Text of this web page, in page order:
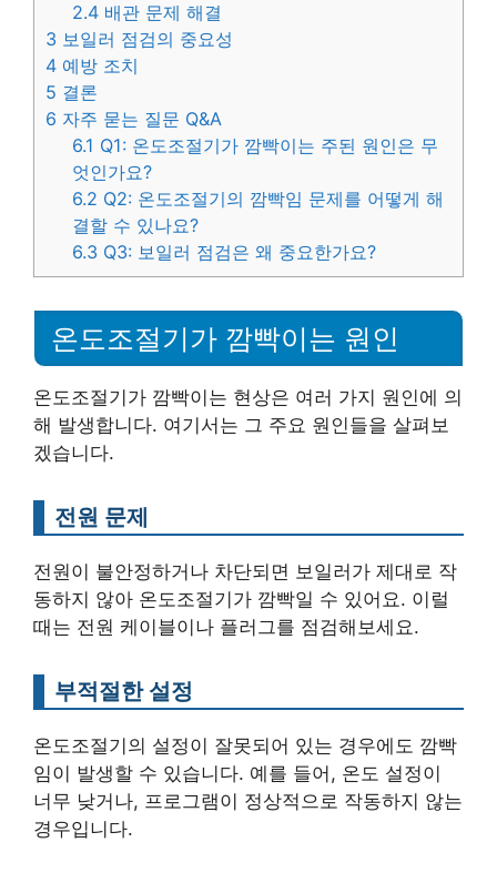
2.4 배관 문제 해결
3 보일러 점검의 중요성
4 예방 조치
5 결론
6 자주 묻는 질문 Q&A
6.1 Q1: 온도조절기가 깜빡이는 주된 원인은 무
엇인가요?
6.2 Q2: 온도조절기의 깜빡임 문제를 어떻게 해
결할 수 있나요?
6.3 Q3: 보일러 점검은 왜 중요한가요?
온도조절기가 깜빡이는 원인
온도조절기가 깜빡이는 현상은 여러 가지 원인에 의
해 발생합니다. 여기서는 그 주요 원인들을 살펴보
겠습니다.
전원 문제
전원이 불안정하거나 차단되면 보일러가 제대로 작
동하지 않아 온도조절기가 깜빡일 수 있어요. 이럴
때는 전원 케이블이나 플러그를 점검해보세요.
부적절한 설정
온도조절기의 설정이 잘못되어 있는 경우에도 깜빡
임이 발생할 수 있습니다. 예를 들어, 온도 설정이
너무 낮거나, 프로그램이 정상적으로 작동하지 않는
경우입니다.